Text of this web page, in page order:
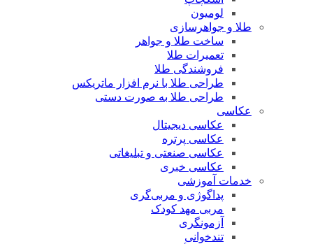
لومیون
طلا و جواهرسازی
ساخت طلا و جواهر
تعمیرات طلا
فروشندگی طلا
طراحی طلا با نرم افزار ماتریکس
طراحی طلا به صورت دستی
عکاسی
عکاسی دیجیتال
عکاسی پرتره
عکاسی صنعتی و تبلیغاتی
عکاسی خبری
خدمات آموزشی
پداگوژی و مربی‌گری
مربی مهد کودک
آزمونگری
تندخوانی